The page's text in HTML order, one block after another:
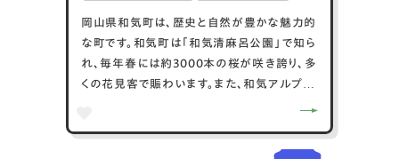
岡山県和気町は、歴史と自然が豊かな魅力的
な町です。和気町は「和気清麻呂公園」で知ら
れ、毎年春には約3000本の桜が咲き誇り、多
くの花見客で賑わいます。また、和気アルプス